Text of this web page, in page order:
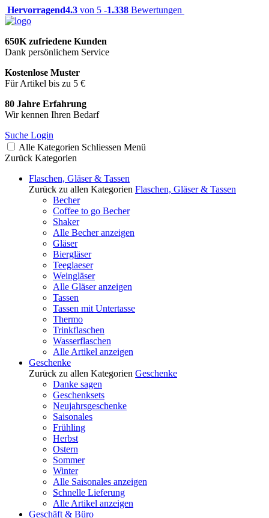
Hervorragend4.3 von 5 -1.338 Bewertungen
650K zufriedene Kunden
Dank persönlichem Service
Kostenlose Muster
Für Artikel bis zu 5 €
80 Jahre Erfahrung
Wir kennen Ihren Bedarf
Suche Login
Alle Kategorien Schliessen Menü
Zurück Kategorien
Flaschen, Gläser & Tassen
Zurück zu allen Kategorien Flaschen, Gläser & Tassen
Becher
Coffee to go Becher
Shaker
Alle Becher anzeigen
Gläser
Biergläser
Teeglaeser
Weingläser
Alle Gläser anzeigen
Tassen
Tassen mit Untertasse
Thermo
Trinkflaschen
Wasserflaschen
Alle Artikel anzeigen
Geschenke
Zurück zu allen Kategorien Geschenke
Danke sagen
Geschenksets
Neujahrsgeschenke
Saisonales
Frühling
Herbst
Ostern
Sommer
Winter
Alle Saisonales anzeigen
Schnelle Lieferung
Alle Artikel anzeigen
Geschäft & Büro